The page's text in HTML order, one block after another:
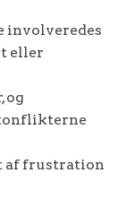
involveredes
eller
og
af frustration